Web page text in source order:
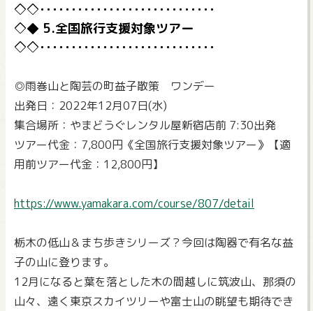
5.全国旅行支援対象ツアー
◎雨巻山と陶芸の町益子散策 ワンデー
出発日：2022年12月07日(水)
集合場所：やまどうぐレンタル屋新宿店前 7:30出発
ツアー代金：7,800円《全国旅行支援対象ツアー》【適
用前ツアー代金：12,800円】
https://www.yamakara.com/course/807/detail
栃木の低山＆まち歩きシリーズ？今回は陶器で有名な益
子の山に登ります。
12月になると葉を落とした木の間越しに筑波山、那須の
山々、遠く東京スカイツリーや富士山の眺望も期待でき